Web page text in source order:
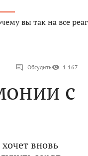
вы так на все
Обсудить 1 167
с
вновь